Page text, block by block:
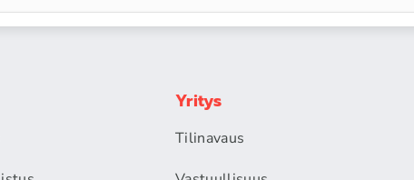
Yritys
Tilinavaus